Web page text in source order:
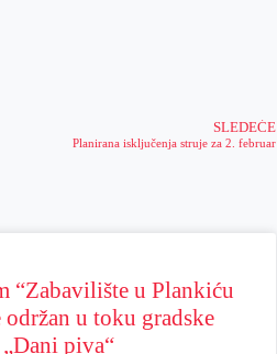
SLEDEĆE
Planirana isključenja struje za 2. februar
“Zabavilište u Plankiću
održan u toku gradske
piva“